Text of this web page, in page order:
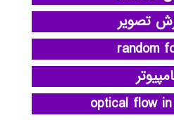
تصویر
random
optical flow